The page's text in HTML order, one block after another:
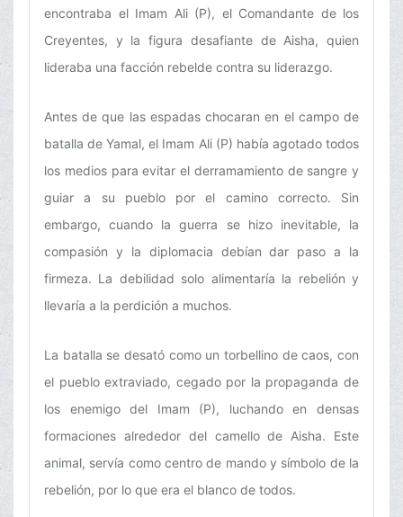
encontraba el Imam Ali (P), el Comandante de los
Creyentes, y la figura desafiante de Aisha, quien
lideraba una facción rebelde contra su liderazgo.
Antes de que las espadas chocaran en el campo de
batalla de Yamal, el Imam Ali (P) había agotado todos
los medios para evitar el derramamiento de sangre y
guiar a su pueblo por el camino correcto. Sin
embargo, cuando la guerra se hizo inevitable, la
compasión y la diplomacia debían dar paso a la
firmeza. La debilidad solo alimentaría la rebelión y
llevaría a la perdición a muchos.
La batalla se desató como un torbellino de caos, con
el pueblo extraviado, cegado por la propaganda de
los enemigo del Imam (P), luchando en densas
formaciones alrededor del camello de Aisha. Este
animal, servía como centro de mando y símbolo de la
rebelión, por lo que era el blanco de todos.